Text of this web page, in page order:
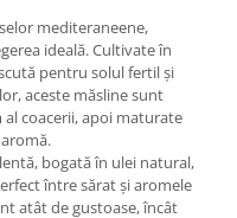
mediteraneene,
ideală. Cultivate în
pentru solul fertil și
aceste măsline sunt
coacerii, apoi maturate
bogată în ulei natural,
între sărat și aromele
atât de gustoase, încât